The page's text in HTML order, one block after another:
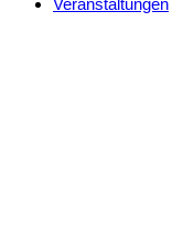
Veranstaltungen